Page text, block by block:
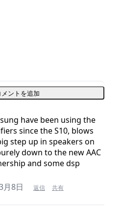
メントを追加
have been using the
since the S10, blows
step up in speakers on
down to the new AAC
and some dsp
月8日 返信 共有